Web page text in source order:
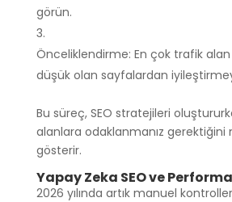
görün.
Önceliklendirme: En çok trafik
düşük olan sayfalardan
Bu süreç, SEO stratejileri
alanlara odaklanmanız gerektiğini
gösterir.
Yapay Zeka SEO ve
2026 yılında artık manuel